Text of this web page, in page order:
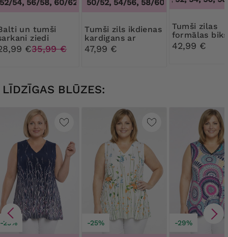
54, 56/58, 60/62, 48/50, 52/54, 56/58, 60/62
ziedi
€35,99 €
46/48, 50/52, 54/56, 58/60, 62/64 ,46/48,
Tumši zils ikdienas
kardigans ar
kabatām
47,99 €
Tumši zilas
formālas
42,99 €
LĪDZĪGAS BLŪZES:
-25% -25% -29%